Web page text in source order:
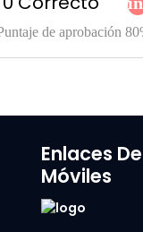
de aprobación
Enlaces
Móviles